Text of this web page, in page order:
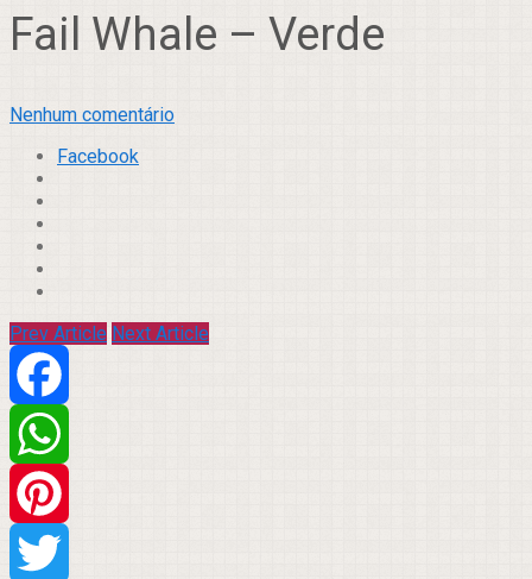
Fail Whale – Verde
Nenhum comentário
Facebook
Prev Article Next Article
Facebook
WhatsApp
Pinterest